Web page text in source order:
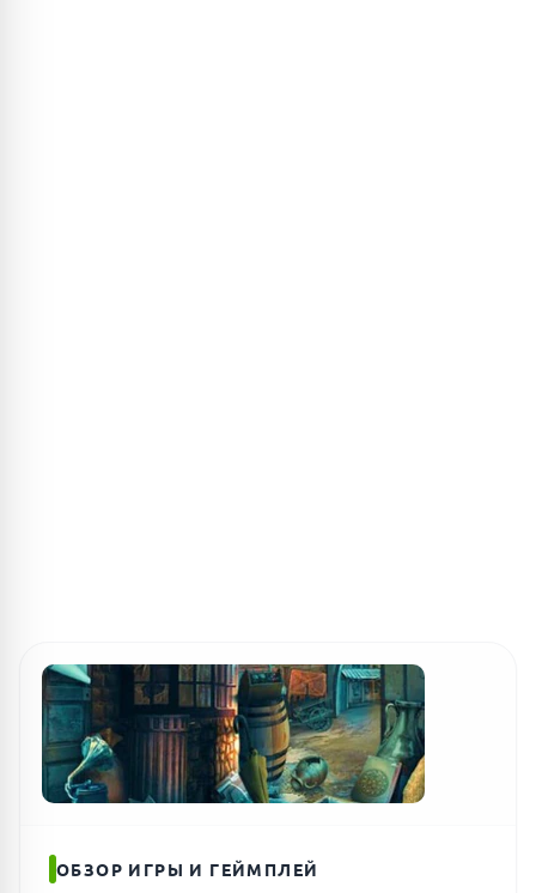
ОБЗОР ИГРЫ И ГЕЙМПЛЕЙ